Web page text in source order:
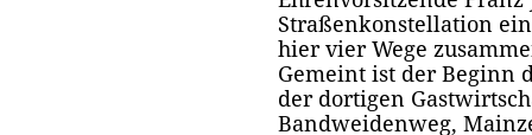
Straßenkonstellation
hier vier Wege
Gemeint ist der Beginn
der dortigen
Bandweidenweg,